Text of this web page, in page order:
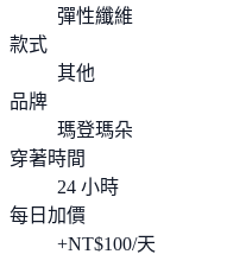
彈性纖維
款式
其他
品牌
瑪登瑪朵
穿著時間
24 小時
每日加價
+NT$100/天